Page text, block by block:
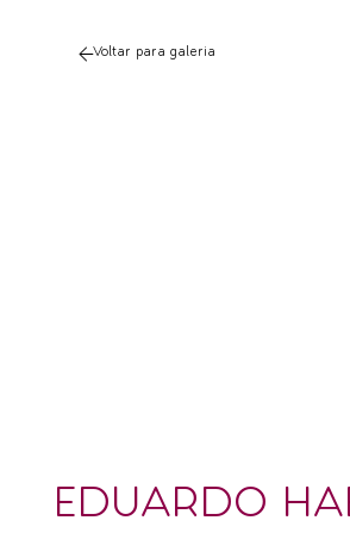
Voltar para galeria
EDUARDO